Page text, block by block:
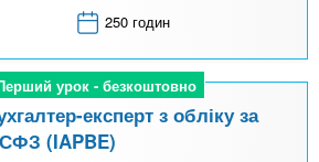
250 годин
урок - безкоштовно
урок - безкоштовно
експерт з обліку за
(IAPBE)